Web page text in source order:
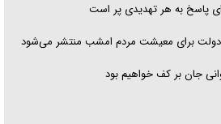
پاسخ به هر تهدیدی پر است
دولت برای معیشت مردم امشب منتشر می‌شود
جان بر کف خواهیم بود